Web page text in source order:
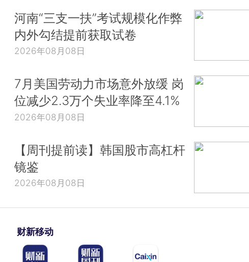
河南“三支一扶”考试规模化作弊
内外勾结提前获取试卷
2026年08月08日
7月美国劳动力市场意外放缓 岗
位减少2.3万个失业率降至4.1%
2026年08月08日
【周刊提前读】韩国股市高杠杆
镜鉴
2026年08月08日
财新移动